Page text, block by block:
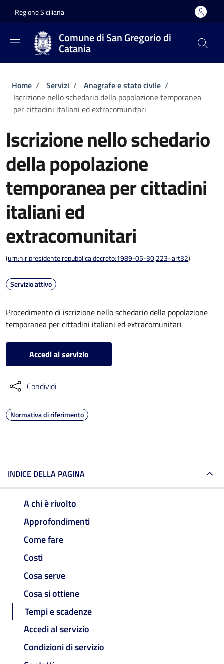
Regione Siciliana
Comune di San Gregorio di
Catania
Briciole di pane
Home / Servizi / Anagrafe e stato civile /
Iscrizione nello schedario della popolazione temporanea
per cittadini italiani ed extracomunitari
Iscrizione nello schedario
della popolazione
temporanea per cittadini
italiani ed
extracomunitari
(urn:nir:presidente.repubblica:decreto:1989-05-30;223~art32)
Servizio attivo
Procedimento di iscrizione nello schedario della popolazione
temporanea per cittadini italiani ed extracomunitari
Accedi al servizio
Condividi
Normativa di riferimento
INDICE DELLA PAGINA
A chi è rivolto
Approfondimenti
Come fare
Costi
Cosa serve
Cosa si ottiene
Tempi e scadenze
Accedi al servizio
Condizioni di servizio